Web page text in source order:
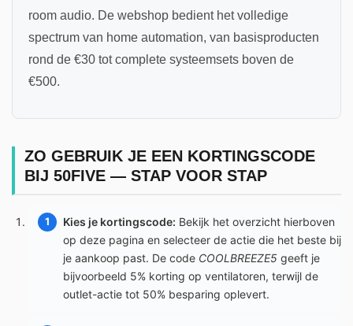
room audio. De webshop bedient het volledige
spectrum van home automation, van basisproducten
rond de €30 tot complete systeemsets boven de
€500.
ZO GEBRUIK JE EEN KORTINGSCODE
BIJ 50FIVE — STAP VOOR STAP
Kies je kortingscode: Bekijk het overzicht hierboven
op deze pagina en selecteer de actie die het beste bij
je aankoop past. De code COOLBREEZE5 geeft je
bijvoorbeeld 5% korting op ventilatoren, terwijl de
outlet-actie tot 50% besparing oplevert.